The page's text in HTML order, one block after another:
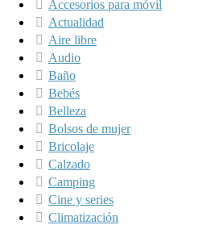
Accesorios para móvil
Actualidad
Aire libre
Audio
Baño
Bebés
Belleza
Bolsos de mujer
Bricolaje
Calzado
Camping
Cine y series
Climatización